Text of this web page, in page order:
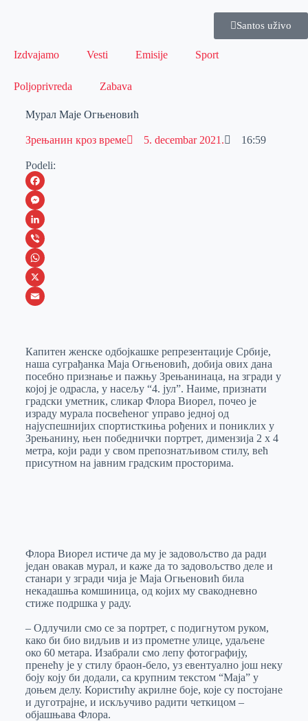
Santos uživo
Izdvajamo Vesti Emisije Sport
Poljoprivreda Zabava
Mурал Маје Огњеновић
Зрењанин кроз време 5. decembar 2021. 16:59
Podeli:
F
a
c
e
b
o
M
e
s
s
e
e
r
L
i
n
k
I
n
V
i
b
W
h
s
A
p
p
X
a
i
l
Капитен женске одбојкашке репрезентације Србије,
наша суграђанка Маја Огњеновић, добија ових дана
посебно признање и пажњу Зрењанинаца, на згради у
којој је одрасла, у насељу “4. јул”. Наиме, признати
градски уметник, сликар Флора Виорел, почео је
израду мурала посвећеног управо једној од
најуспешнијих спортисткиња рођених и пониклих у
Зрењанину, њен победнички портрет, димензија 2 х 4
метра, који ради у свом препознатљивом стилу, већ
присутном на јавним градским просторима.
Флора Виорел истиче да му је задовољство да ради
један овакав мурал, и каже да то задовољство деле и
станари у згради чија је Маја Огњеновић била
некадашња комшиница, од којих му свакодневно
стиже подршка у раду.
– Одлучили смо се за портрет, с подигнутом руком,
како би био видљив и из прометне улице, удаљене
око 60 метара. Изабрали смо лепу фотографију,
пренећу је у стилу браон-бело, уз евентуално још неку
боју коју би додали, са крупним текстом “Маја” у
доњем делу. Користићу акрилне боје, које су постојане
и дуготрајне, и искључиво радити четкицом –
објашњава Флора.